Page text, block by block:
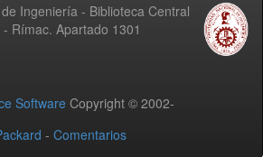
Ingeniería - Biblioteca Central
Rímac. Apartado 1301
Software Copyright © 2002-
- Comentarios